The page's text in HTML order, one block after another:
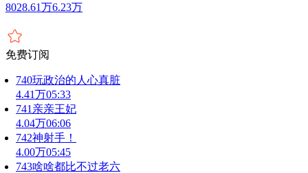
8028.61万6.23万
免费订阅
740玩政治的人心真脏
4.41万05:33
741亲亲王妃
4.04万06:06
742神射手！
4.00万05:45
743啥啥都比不过老六